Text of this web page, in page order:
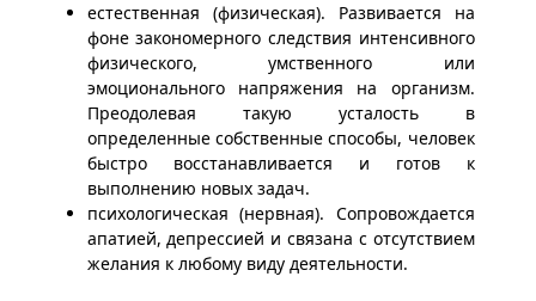
естественная (физическая). Развивается на
фоне закономерного следствия интенсивного
физического, умственного или
эмоционального напряжения на организм.
Преодолевая такую усталость в
определенные собственные способы, человек
быстро восстанавливается и готов к
выполнению новых задач.
психологическая (нервная). Сопровождается
апатией, депрессией и связана с отсутствием
желания к любому виду деятельности.